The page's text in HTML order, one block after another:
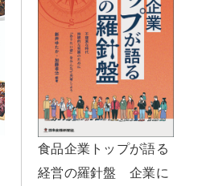
食品企業トップが語る
経営の羅針盤 企業に